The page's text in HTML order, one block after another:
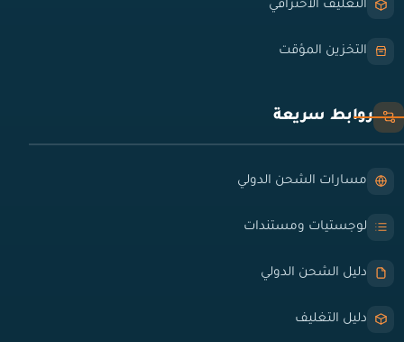
التغليف الاحترافي
التخزين المؤقت
روابط سريعة
مسارات الشحن الدولي
لوجستيات ومستندات
دليل الشحن الدولي
دليل التغليف